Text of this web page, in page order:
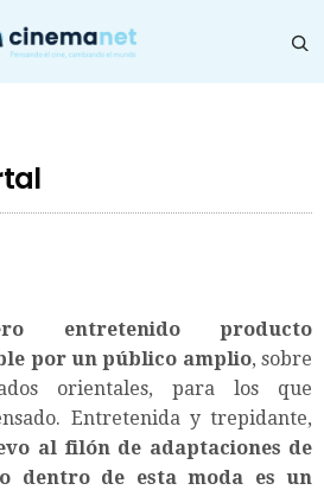
entretenido producto
por un público amplio, sobre
orientales, para los que
Entretenida y trepidante,
al filón de adaptaciones de
dentro de esta moda es un